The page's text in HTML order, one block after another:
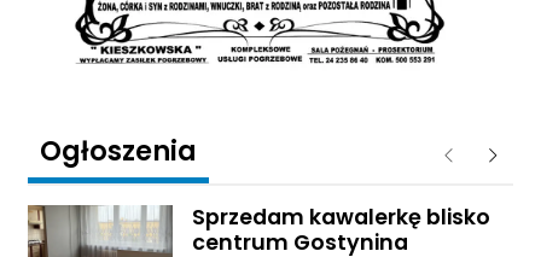
Ogłoszenia Poprzednie
Sprzedam kawalerkę blisko
centrum Gostynina